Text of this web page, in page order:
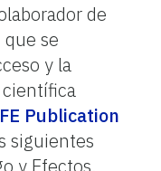
de
que se
y la
Publication
siguientes
y Efectos,